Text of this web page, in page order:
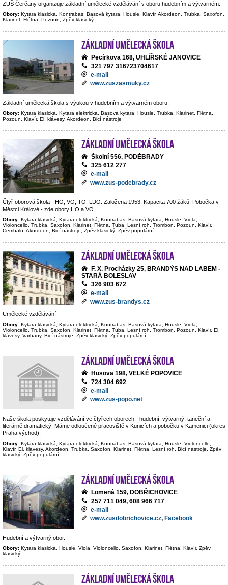
ZUŠ Čerčany organizuje základní umělecké vzdělávání v oboru hudebním a výtvarném.
Obory: Kytara klasická, Kontrabas, Basová kytara, Housle, Klavír, Akordeon, Trubka, Saxofon,
Klarinet, Flétna, Pozoun, Zpěv klasický
Základní umělecká škola
Pecírkova 168, UHLÍŘSKÉ JANOVICE
321 797 316723704617
e-mail
www.zuszasmuky.cz
Základní umělecká škola s výukou v hudebním a výtvarném oboru.
Obory: Kytara klasická, Kytara elektrická, Basová kytara, Housle, Trubka, Klarinet, Flétna,
Pozoun, Klavír, El. klávesy, Akordeon, Bicí nástroje
Základní umělecká škola
Školní 556, PODĚBRADY
325 612 277
e-mail
www.zus-podebrady.cz
Čtyř oborová škola - HO, VO, TO, LDO. Založena 1953. Kapacita 700 žáků. Pobočka v
Městci Králové - zde obory HO a VO.
Obory: Kytara klasická, Kytara elektrická, Kontrabas, Basová kytara, Housle, Viola,
Violoncello, Trubka, Saxofon, Klarinet, Flétna, Tuba, Lesní roh, Trombon, Pozoun, Klavír,
Cembalo, Akordeon, Bicí nástroje, Zpěv klasický, Zpěv populární
Základní umělecká škola
F. X. Procházky 25, BRANDÝS NAD LABEM -
STARÁ BOLESLAV
326 903 672
e-mail
www.zus-brandys.cz
Umělecké vzdělávání
Obory: Kytara klasická, Kytara elektrická, Kontrabas, Basová kytara, Housle, Viola,
Violoncello, Trubka, Saxofon, Klarinet, Flétna, Tuba, Lesní roh, Trombon, Pozoun, Klavír, El.
klávesy, Varhany, Bicí nástroje, Zpěv klasický, Zpěv populární
Základní umělecká škola
Husova 198, VELKÉ POPOVICE
724 304 692
e-mail
www.zus-popo.net
Naše škola poskytuje vzdělávání ve čtyřech oborech - hudební, výtvarný, taneční a
literárně dramatický. Máme odloučené pracoviště v Kunicích a pobočku v Kamenici (okres
Praha východ).
Obory: Kytara klasická, Kytara elektrická, Kontrabas, Basová kytara, Housle, Violoncello,
Klavír, El. klávesy, Akordeon, Trubka, Saxofon, Klarinet, Flétna, Lesní roh, Bicí nástroje, Zpěv
klasický, Zpěv populární
Základní umělecká škola
Lomená 159, DOBŘICHOVICE
257 711 049, 608 966 717
e-mail
www.zusdobrichovice.cz, Facebook
Hudební a výtvarný obor.
Obory: Kytara klasická, Housle, Viola, Violoncello, Saxofon, Klarinet, Flétna, Klavír, Zpěv
klasický
Základní umělecká škola